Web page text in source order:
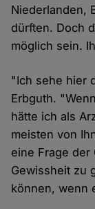
Niederlanden,
dürften. Doch
möglich sein.
"Ich sehe hier
Erbguth.
hätte ich als
meisten von
eine Frage der
Gewissheit zu
können, wenn